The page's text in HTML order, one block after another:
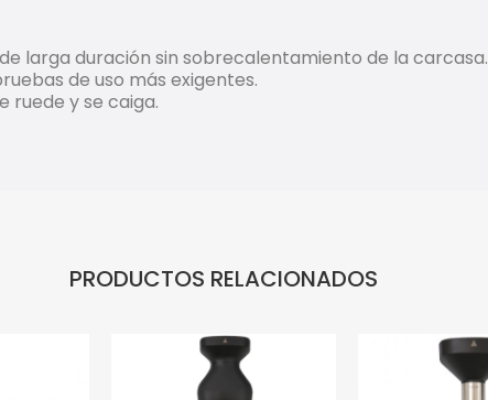
larga duración sin sobrecalentamiento de la carcasa.
de uso más exigentes.
ruede y se caiga.
PRODUCTOS RELACIONADOS